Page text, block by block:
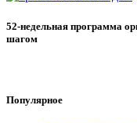
52-недельная программа
шагом
Популярное